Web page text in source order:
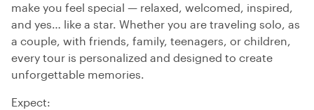
make you feel special — relaxed, welcomed, inspired,
and yes… like a star. Whether you are traveling solo, as
a couple, with friends, family, teenagers, or children,
every tour is personalized and designed to create
unforgettable memories.
Expect: